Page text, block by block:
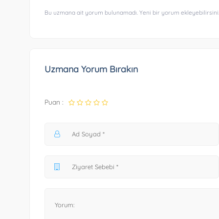
Bu uzmana ait yorum bulunamadı. Yeni bir yorum
Uzmana Yorum Bırakın
Puan :